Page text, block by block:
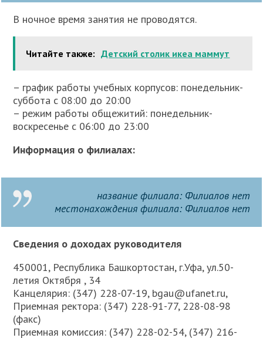
В ночное время занятия не проводятся.
Читайте также: Детский столик икеа маммут
– график работы учебных корпусов: понедельник-
суббота с 08:00 до 20:00
– режим работы общежитий: понедельник-
воскресенье с 06:00 до 23:00
Информация о филиалах:
название филиала:Филиалов нет
местонахождения филиала:Филиалов нет
Сведения о доходах руководителя
450001, Республика Башкортостан, г.Уфа, ул.50-
летия Октября , 34
Канцелярия: (347) 228-07-19, bgau@ufanet.ru,
Приемная ректора: (347) 228-91-77, 228-08-98
(факс)
Приемная комиссия: (347) 228-02-54, (347) 216-